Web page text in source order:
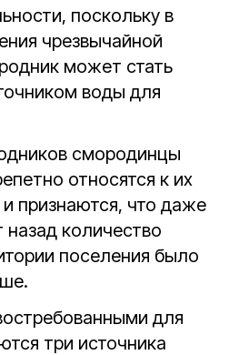
поскольку в
чрезвычайной
может стать
воды для
смородинцы
относятся к их
признаются, что даже
назад количество
поселения было
для
три источника